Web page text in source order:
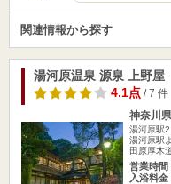
関連情報から探す
湯河原温泉 源泉 上野屋
4.1点 / 7 件
神奈川
湯河原駅
湯河原駅
田原厚木
営業時間
入浴料金